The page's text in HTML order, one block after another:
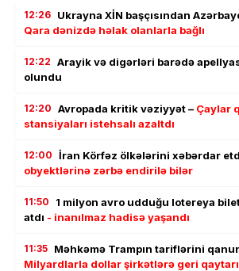
12:26 Ukrayna XİN başçısından
Qara dənizdə həlak olanlarla bağlı
12:22 Arayik və digərləri barədə
olundu
12:20 Avropada kritik vəziyyət – Çaylar
stansiyaları istehsalı azaltdı
12:00 İran Körfəz ölkələrini xəbərdar
obyektlərinə zərbə endirilə bilər
11:50
1 milyon avro udduğu lotereya
atdı - inanılmaz hadisə yaşandı
11:35 Məhkəmə Trampın tariflərini
Milyardlarla dollar şirkətlərə geri